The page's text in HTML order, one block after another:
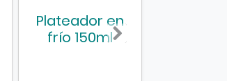
Plateador en
frío 150ml